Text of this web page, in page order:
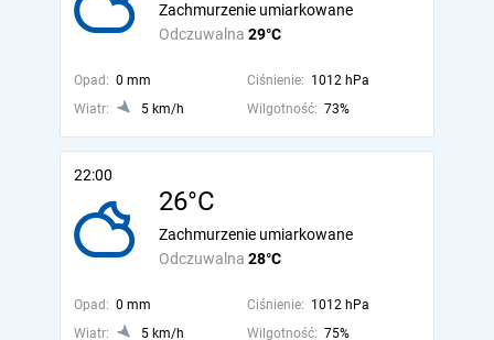
Odczuwalna 29°C
Zachmurzenie umiarkowane
Opad: 0 mm Ciśnienie: 1012 hPa
Wiatr:
5 km/h Wilgotność: 73%
22:00
26°C
Odczuwalna 28°C
Zachmurzenie umiarkowane
Opad: 0 mm Ciśnienie: 1012 hPa
Wiatr:
5 km/h Wilgotność: 75%